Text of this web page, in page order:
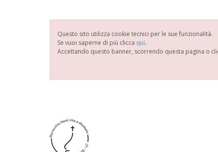
Questo sito utilizza cookie tecnici per le sue funzionalità.
Se vuoi saperne di più clicca qui.
Accettando questo banner, scorrendo questa pagina o